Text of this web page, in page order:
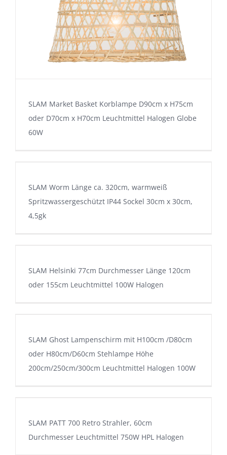
SLAM Market Basket Korblampe D90cm x H75cm
oder D70cm x H70cm Leuchtmittel Halogen Globe
60W
SLAM Worm Länge ca. 320cm, warmweiß
Spritzwassergeschützt IP44 Sockel 30cm x 30cm,
4,5gk
SLAM Helsinki 77cm Durchmesser Länge 120cm
oder 155cm Leuchtmittel 100W Halogen
SLAM Ghost Lampenschirm mit H100cm /D80cm
oder H80cm/D60cm Stehlampe Höhe
200cm/250cm/300cm Leuchtmittel Halogen 100W
SLAM PATT 700 Retro Strahler, 60cm
Durchmesser Leuchtmittel 750W HPL Halogen